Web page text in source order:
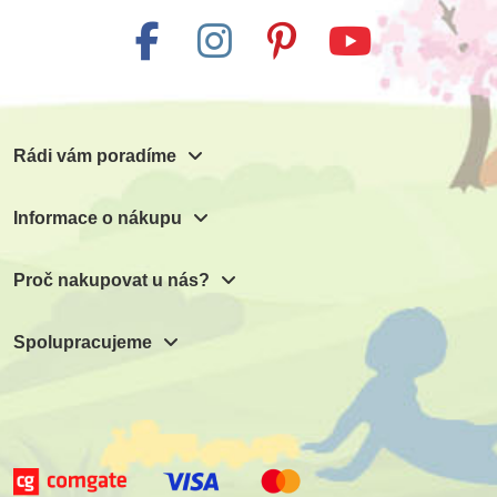
Rádi vám poradíme
Informace o nákupu
Proč nakupovat u nás?
Spolupracujeme